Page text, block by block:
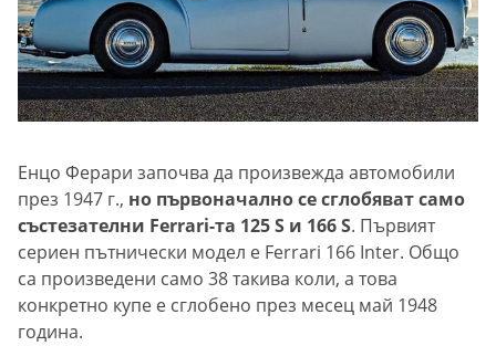
Енцо Ферари започва да произвежда автомобили
през 1947 г., но първоначално се сглобяват само
състезателни Ferrari-та 125 S и 166 S. Първият
сериен пътнически модел е Ferrari 166 Inter. Общо
са произведени само 38 такива коли, а това
конкретно купе е сглобено през месец май 1948
година.